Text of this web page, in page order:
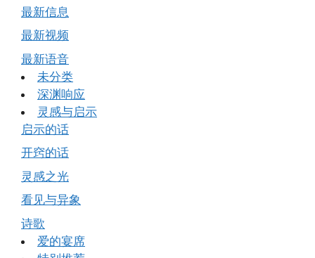
最新信息
最新视频
最新语音
未分类
深渊响应
灵感与启示
启示的话
开窍的话
灵感之光
看见与异象
诗歌
爱的宴席